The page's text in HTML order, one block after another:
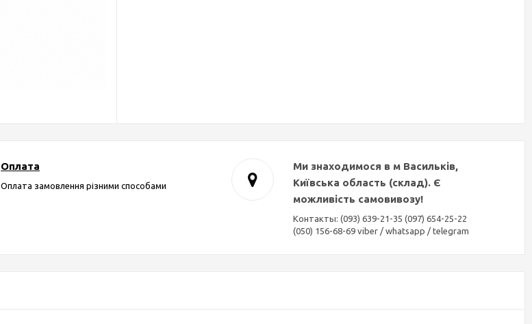
Оплата
Оплата замовлення різними способами
Ми знаходимося в м Васильків,
Київська область (склад). Є
можливість самовивозу!
Контакты: (093) 639-21-35 (097) 654-25-22
(050) 156-68-69 viber / whatsapp / telegram